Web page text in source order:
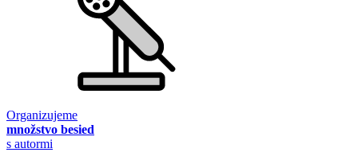
Organizujeme
množstvo besied
s autormi